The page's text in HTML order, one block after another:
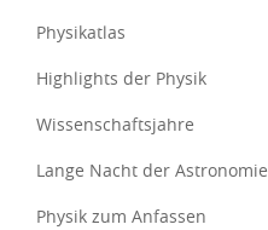
Physikatlas
Highlights der Physik
Wissenschaftsjahre
Lange Nacht der Astronomie
Physik zum Anfassen